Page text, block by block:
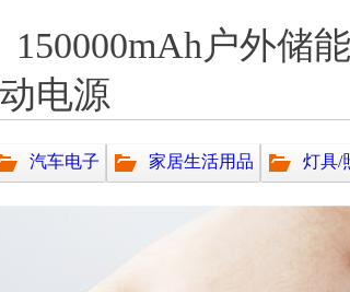
户外储
电源
汽车电子 家居生活用品 灯具/